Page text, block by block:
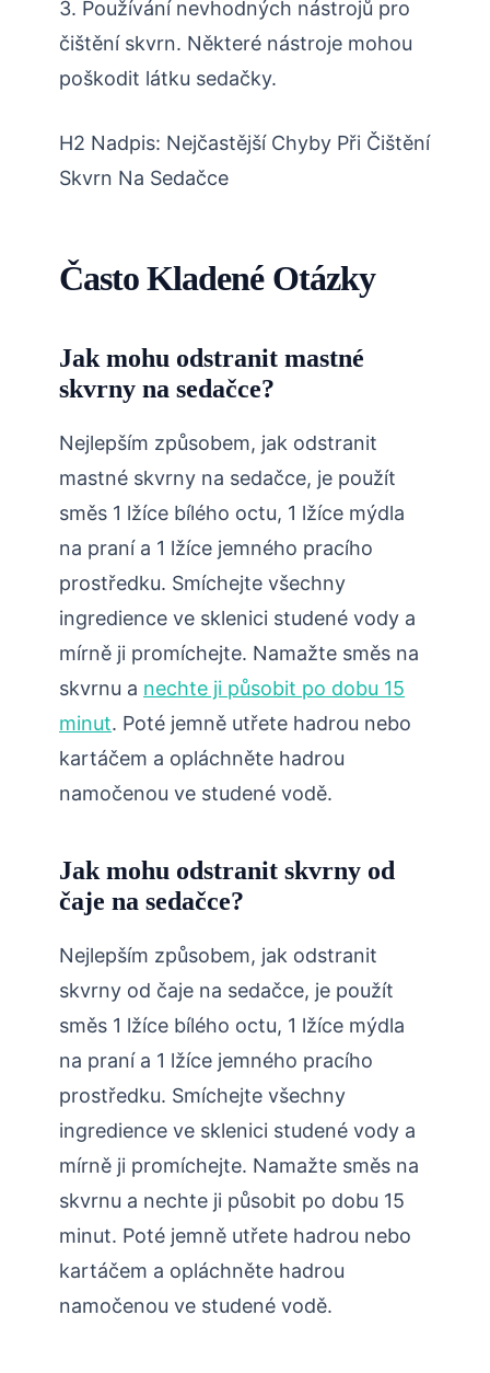
3. Používání nevhodných nástrojů pro
čištění skvrn. Některé nástroje mohou
poškodit látku sedačky.
H2 Nadpis: Nejčastější Chyby Při Čištění
Skvrn Na Sedačce
Často Kladené Otázky
Jak mohu odstranit mastné
skvrny na sedačce?
Nejlepším způsobem, jak odstranit
mastné skvrny na sedačce, je použít
směs 1 lžíce bílého octu, 1 lžíce mýdla
na praní a 1 lžíce jemného pracího
prostředku. Smíchejte všechny
ingredience ve sklenici studené vody a
mírně ji promíchejte. Namažte směs na
skvrnu a nechte ji působit po dobu 15
minut. Poté jemně utřete hadrou nebo
kartáčem a opláchněte hadrou
namočenou ve studené vodě.
Jak mohu odstranit skvrny od
čaje na sedačce?
Nejlepším způsobem, jak odstranit
skvrny od čaje na sedačce, je použít
směs 1 lžíce bílého octu, 1 lžíce mýdla
na praní a 1 lžíce jemného pracího
prostředku. Smíchejte všechny
ingredience ve sklenici studené vody a
mírně ji promíchejte. Namažte směs na
skvrnu a nechte ji působit po dobu 15
minut. Poté jemně utřete hadrou nebo
kartáčem a opláchněte hadrou
namočenou ve studené vodě.